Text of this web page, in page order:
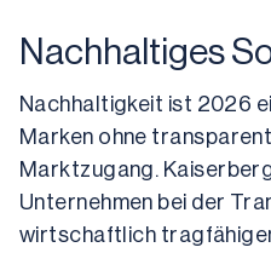
Nachhaltiges
Nachhaltigkeit ist 2026
Marken ohne
Marktzugang.
Unternehmen bei der
wirtschaftlich